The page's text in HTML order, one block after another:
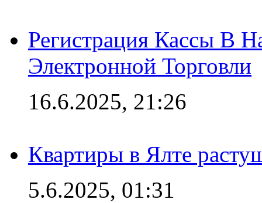
Регистрация Кассы В
Электронной Торговли
16.6.2025, 21:26
Квартиры в Ялте
5.6.2025, 01:31